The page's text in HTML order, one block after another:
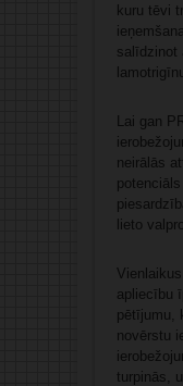
kuru tēvi
salīdzinot
Lai gan
neirālās
lieto
apliecību
pētījumu,
novērstu
turpinās,